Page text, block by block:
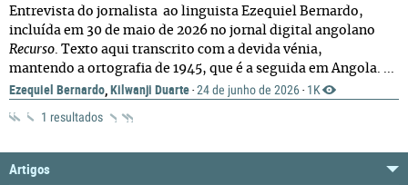
Entrevista do jornalista ao linguista Ezequiel Bernardo,
incluída em 30 de maio de 2026 no jornal digital angolano
Recurso. Texto aqui transcrito com a devida vénia,
mantendo a ortografia de 1945, que é a seguida em Angola. ...
Ezequiel Bernardo,Kilwanji Duarte · 24 de junho de 2026 · 1K
1 resultados
Artigos